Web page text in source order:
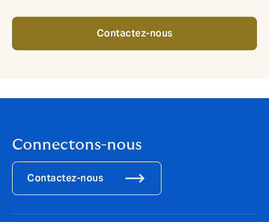
Contactez-nous
Connectons-nous
Contactez-nous